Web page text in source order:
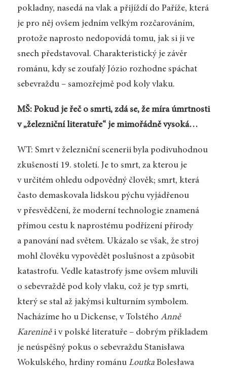
pokladny, nasedá na vlak a přijíždí do Paříže, která
je pro něj ovšem jedním velkým rozčarováním,
protože naprosto nedopovídá tomu, jak si ji ve
snech představoval. Charakteristický je závěr
románu, kdy se zoufalý Józio rozhodne spáchat
sebevraždu – samozřejmě pod koly vlaku.
MŠ: Pokud je řeč o smrti, zdá se, že míra úmrtnosti
v „železniční literatuře“ je mimořádně vysoká…
WT: Smrt v železniční scenerii byla podivuhodnou
zkušeností 19. století. Je to smrt, za kterou je
v určitém ohledu odpovědný člověk; smrt, která
často demaskovala lidskou pýchu vyjádřenou
v přesvědčení, že moderní technologie znamená
přímou cestu k naprostému podřízení přírody
a panování nad světem. Ukázalo se však, že stroj
mohl člověku vypovědět poslušnost a způsobit
katastrofu. Vedle katastrofy jsme ovšem mluvili
o sebevraždě pod koly vlaku, což je typ smrti,
který se stal až jakýmsi kulturním symbolem.
Nacházíme ho u Dickense, v Tolstého Anně
Kareniněi v polské literatuře – dobrým příkladem
je neúspěšný pokus o sebevraždu Stanisława
Wokulského, hrdiny románu LoutkaBolesława